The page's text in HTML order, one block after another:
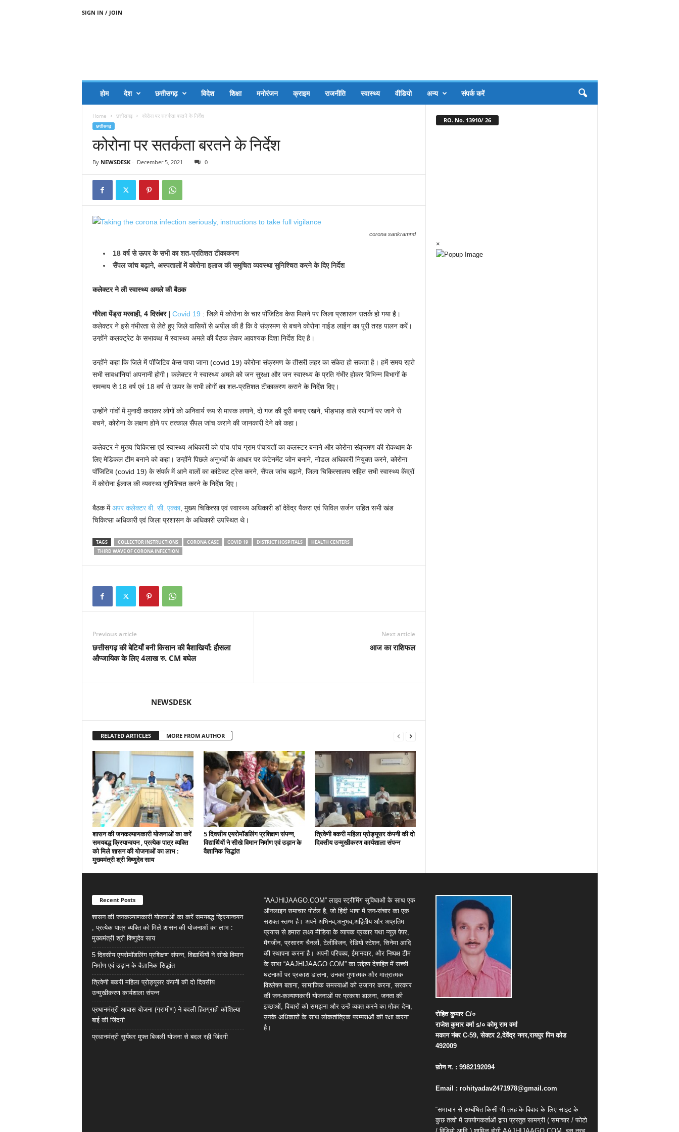
SIGN IN / JOIN
होम देश छत्तीसगढ़ विदेश शिक्षा मनोरंजन क्राइम राजनीति स्वास्थ्य वीडियो अन्य संपर्क करें
Home छत्तीसगढ़ कोरोना पर सतर्कता बरतने के निर्देश
छत्तीसगढ़
कोरोना पर सतर्कता बरतने के निर्देश
By NEWSDESK- December 5, 2021 0
corona sankramnd
18 वर्ष से ऊपर के सभी का शत-प्रतिशत टीकाकरण
सैंपल जांच बढ़ाने, अस्पतालों में कोरोना इलाज की समुचित व्यवस्था सुनिश्चित करने के दिए निर्देश
कलेक्टर ने ली स्वास्थ्य अमले की बैठक
गौरेला पेंड्रा मरवाही, 4 दिसंबर | Covid 19 : जिले में कोरोना के चार पॉजिटिव केस मिलने पर जिला प्रशासन सतर्क हो गया है।
कलेक्टर ने इसे गंभीरता से लेते हुए जिले वासियों से अपील की है कि वे संक्रमण से बचने कोरोना गाईड लाईन का पूरी तरह पालन करें।
उन्होंने कलक्ट्रेट के सभाकक्ष में स्वास्थ्य अमले की बैठक लेकर आवश्यक दिशा निर्देश दिए है।
उन्होंने कहा कि जिले में पॉजिटिव केस पाया जाना(covid 19) कोरोना संक्रमण के तीसरी लहर का संकेत हो सकता है। हमें समय रहते
सभी सावधानियां अपनानी होगी। कलेक्टर ने स्वास्थ्य अमले को जन सुरक्षा और जन स्वास्थ्य के प्रति गंभीर होकर विभिन्न विभागों के
समन्वय से 18 वर्ष एवं 18 वर्ष से ऊपर के सभी लोगों का शत-प्रतिशत टीकाकरण कराने के निर्देश दिए।
उन्होंने गांवों में मुनादी कराकर लोगों को अनिवार्य रूप से मास्क लगाने, दो गज की दूरी बनाए रखने, भीड़भाड़ वाले स्थानों पर जाने से
बचने, कोरोना के लक्षण होने पर तत्काल सैंपल जांच कराने की जानकारी देने को कहा।
कलेक्टर ने मुख्य चिकित्सा एवं स्वास्थ्य अधिकारी को पांच-पांच ग्राम पंचायतों का कलस्टर बनाने और कोरोना संक्रमण की रोकथाम के
लिए मेडिकल टीम बनाने को कहा। उन्होंने पिछले अनुभवों के आधार पर कंटेनमेंट जोन बनाने, नोडल अधिकारी नियुक्त करने, कोरोना
पॉजिटिव (covid 19) के संपर्क में आने वालों का कांटेक्ट ट्रेस करने, सैंपल जांच बढ़ाने, जिला चिकित्सालय सहित सभी स्वास्थ्य केंद्रों
में कोरोना ईलाज की व्यवस्था सुनिश्चित करने के निर्देश दिए।
बैठक मेंअपर कलेक्टर बी. सी. एक्का, मुख्य चिकित्सा एवं स्वास्थ्य अधिकारी डॉ देवेंद्र पैकरा एवं सिविल सर्जन सहित सभी खंड
चिकित्सा अधिकारी एवं जिला प्रशासन के अधिकारी उपस्थित थे।
TAGS COLLECTOR INSTRUCTIONS CORONA CASE COVID 19 DISTRICT HOSPITALS
HEALTH CENTERS
THIRD WAVE OF CORONA INFECTION
Previous article
छत्तीसगढ़ की बेटियाँ बनी किसान की बैशाखियाँ: हौसला
औप्जायिक के लिए 4लाख रु. CM बघेल
Next article
आज का राशिफल
NEWSDESK
RELATED ARTICLES MORE FROM AUTHOR
शासन की जनकल्याणकारी योजनाओं का करें
समयबद्ध क्रियान्वयन , प्रत्येक पात्र व्यक्ति
को मिले शासन की योजनाओं का लाभ :
मुख्यमंत्री श्री विष्णुदेव साय
5 दिवसीय एयरोमॉडलिंग प्रशिक्षण संपन्न,
विद्यार्थियों ने सीखे विमान निर्माण एवं उड़ान के
वैज्ञानिक सिद्धांत
त्रिवेणी बकरी महिला प्रोड्यूसर कंपनी की दो
दिवसीय उन्मुखीकरण कार्यशाला संपन्न
RO. No. 13910/ 26
×
Recent Posts
शासन की जनकल्याणकारी योजनाओं का करें समयबद्ध क्रियान्वयन
, प्रत्येक पात्र व्यक्ति को मिले शासन की योजनाओं का लाभ :
मुख्यमंत्री श्री विष्णुदेव साय
5 दिवसीय एयरोमॉडलिंग प्रशिक्षण संपन्न, विद्यार्थियों ने सीखे विमान
निर्माण एवं उड़ान के वैज्ञानिक सिद्धांत
त्रिवेणी बकरी महिला प्रोड्यूसर कंपनी की दो दिवसीय
उन्मुखीकरण कार्यशाला संपन्न
प्रधानमंत्री आवास योजना (ग्रामीण) ने बदली हितग्राही कौशिल्या
बाई की जिंदगी
प्रधानमंत्री सूर्यघर मुफ्त बिजली योजना से बदल रही जिंदगी
“AAJHIJAAGO.COM” लाइव स्ट्रीमिंग सुविधाओं के साथ एक
ऑनलाइन समाचार पोर्टल है, जो हिंदी भाषा में जन-संचार का एक
सशक्त स्तम्भ है। अपने अभिनव,अनुभव,अद्वितीय और अप्रतिम
प्रयास से हमारा लक्ष्य मीडिया के व्यापक प्रकार यथा न्यूज़ पेपर,
मैगजीन, प्रसारण चैनलों, टेलीविजन, रेडियो स्टेशन, सिनेमा आदि
की स्थापना करना है। अपनी परिपक्व, ईमानदार, और निष्पक्ष टीम
के साथ “AAJHIJAAGO.COM” का उद्देश्य देशहित में सच्ची
घटनाओं पर प्रकाश डालना, उनका गुणात्मक और मात्रात्मक
विश्लेषण बताना, सामाजिक समस्याओं को उजागर करना, सरकार
की जन-कल्याणकारी योजनाओं पर प्रकाश डालना, जनता की
इच्छाओं, विचारों को समझना और उन्हें व्यक्त करने का मौका देना,
उनके अधिकारों के साथ लोकतांत्रिक परम्पराओं की रक्षा करना
है।
रोहित कुमारC/०
राजेश कुमार वर्माs/० कोमू राम वर्मा
मकान नंबरC-59,सेक्टर2,देवेंद्र नगर,रायपुर पिन कोड
492009
फ़ोन न. : 9982192094
Email : rohityadav2471978@gmail.com
“समाचार से सम्बंधित किसी भी तरह के विवाद के लिए साइट के
कुछ तत्वों में उपयोगकर्ताओं द्वारा प्रस्तुत सामग्री ( समाचार / फोटो